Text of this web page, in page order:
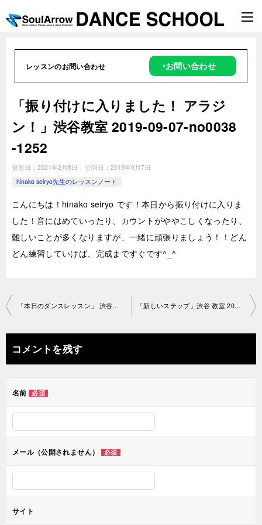
レッスンのお問い合わせ ‣お問い合わせ
「振り付けに入りました！ アラジ
ン！」渋谷教室 2019-09-07-no0038
-1252
更新日： 2021年2月8日 公開日： 2019年9月7日
hinako seiryo先生のレッスンノート
こんにちは！hinako seiryo です！本日から振り付けに入りま
した！音にはめていったり、カウントがややこしくなったり、
難しいことが多くなりますが、一緒に頑張りましょう！！どん
どん練習していけば、完成まですぐです^_^
投
ナ
ビ
ー
ン
「新しいステップ」渋谷 教室 2019-09-08-no0038-1274
コメントを残す
名前 必須
メール（公開されません） 必須
サイト